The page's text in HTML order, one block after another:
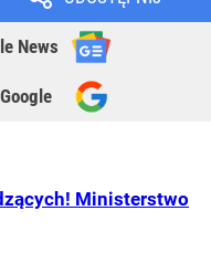
News
Ministerstwo